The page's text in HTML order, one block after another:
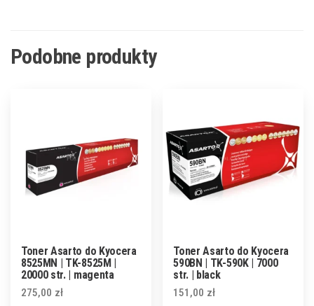
Podobne produkty
Toner Asarto do Kyocera
8525MN | TK-8525M |
20000 str. | magenta
275,00 zł
Toner Asarto do Kyocera
590BN | TK-590K | 7000
str. | black
151,00 zł